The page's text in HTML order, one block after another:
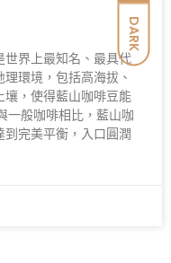
DARK
世界上最知名、最具代
環境，包括高海拔、
壤，使得藍山咖啡豆能
一般咖啡相比，藍山咖
完美平衡，入口圓潤